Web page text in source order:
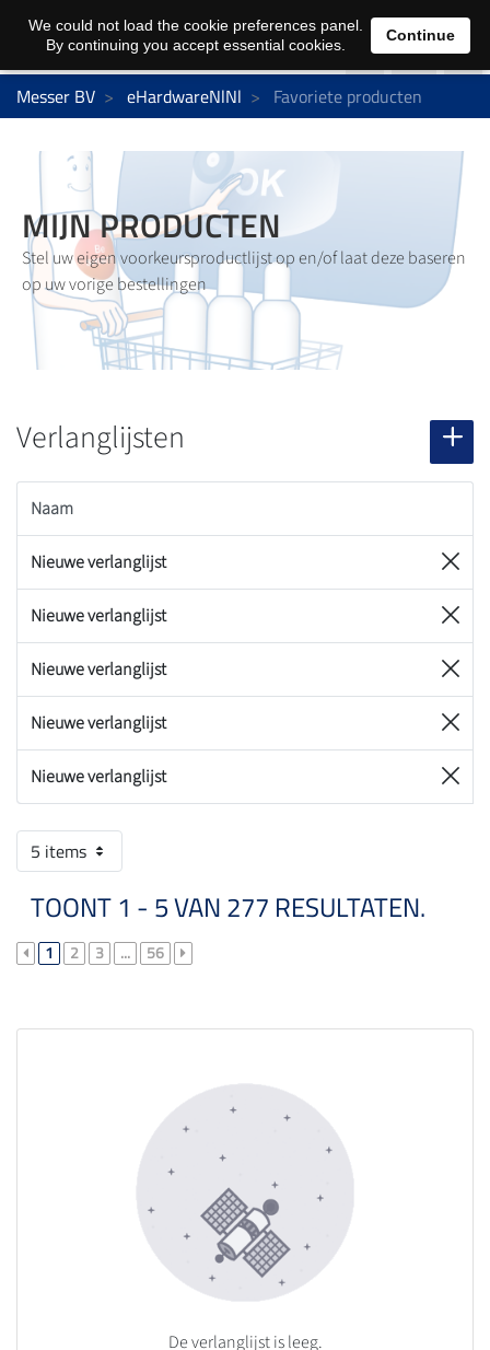
0
Messer BV eHardwareNlNl Favoriete producten
MIJN PRODUCTEN
Stel uw eigen voorkeursproductlijst op en/of laat deze baseren
op uw vorige bestellingen
Verlanglijsten
Naam
Nieuwe verlanglijst
Nieuwe verlanglijst
Nieuwe verlanglijst
Nieuwe verlanglijst
Nieuwe verlanglijst
5 items
TOONT 1 - 5 VAN 277 RESULTATEN.
1 2 3 ... 56
De verlanglijst is leeg.
We could not load the cookie preferences panel.
By continuing you accept essential cookies.
Continue